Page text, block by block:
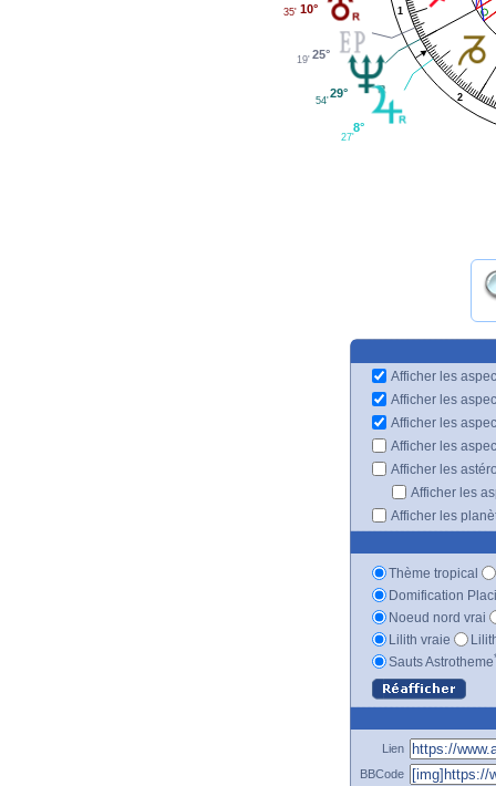
1
2
10°
35'
25°
19'
29°
54'
8°
27'
Afficher les
Afficher les
Afficher les
Afficher les
Afficher les
Afficher les
Afficher les
Thème tropical
Domification
Noeud nord vrai
Lilith vraie
Sauts Astrotheme
Lien
BBCode